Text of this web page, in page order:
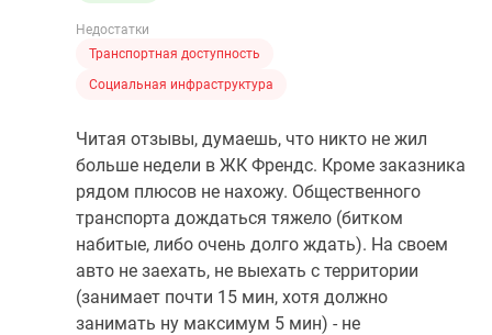
Недостатки
Транспортная доступность
Социальная инфраструктура
Читая отзывы, думаешь, что никто не жил
больше недели в ЖК Френдс. Кроме заказника
рядом плюсов не нахожу. Общественного
транспорта дождаться тяжело (битком
набитые, либо очень долго ждать). На своем
авто не заехать, не выехать с территории
(занимает почти 15 мин, хотя должно
занимать ну максимум 5 мин) - не